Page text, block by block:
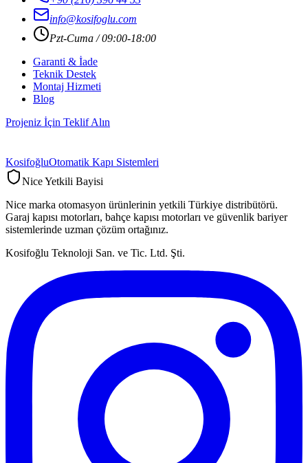
info@kosifoglu.com
Pzt-Cuma / 09:00-18:00
Garanti & İade
Teknik Destek
Montaj Hizmeti
Blog
Projeniz İçin Teklif Alın
KosifoğluOtomatik Kapı Sistemleri
Nice Yetkili Bayisi
Nice marka otomasyon ürünlerinin yetkili Türkiye distribütörü.
Garaj kapısı motorları, bahçe kapısı motorları ve güvenlik bariyer
sistemlerinde uzman çözüm ortağınız.
Kosifoğlu Teknoloji San. ve Tic. Ltd. Şti.